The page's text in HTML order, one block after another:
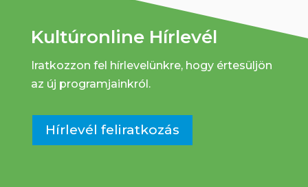
Kultúronline Hírlevél
Iratkozzon fel hírlevelünkre, hogy értesüljön
az új programjainkról.
Hírlevél feliratkozás